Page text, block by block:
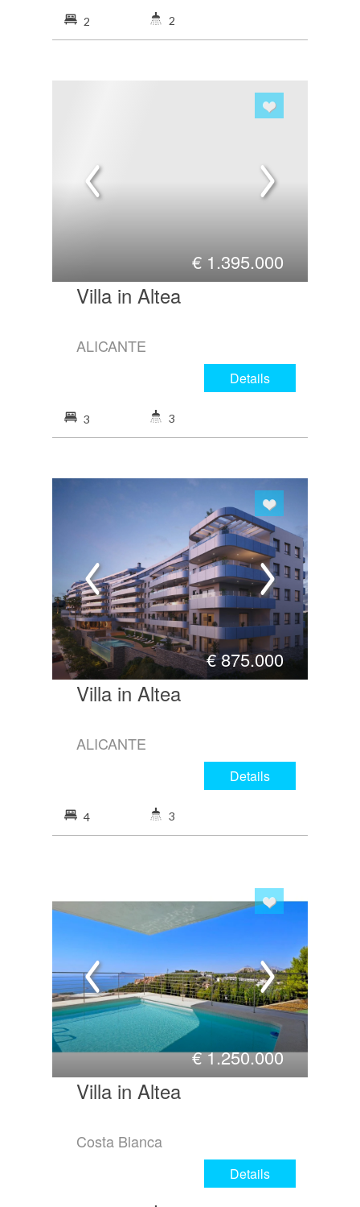
2 2
€ 1.395.000
Villa in Altea
ALICANTE
Details
3 3
€875.000
Villa in Altea
ALICANTE
Details
4 3
€1.250.000
Villa in Altea
Costa Blanca
Details